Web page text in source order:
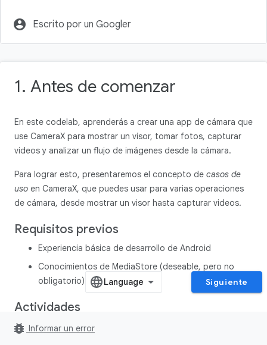
account_circle Escrito por un Googler
1. Antes de comenzar
En este codelab, aprenderás a crear una app de cámara que
use CameraX para mostrar un visor, tomar fotos, capturar
videos y analizar un flujo de imágenes desde la cámara.
Para lograr esto, presentaremos el concepto de casos de
uso en CameraX, que puedes usar para varias operaciones
de cámara, desde mostrar un visor hasta capturar videos.
Requisitos previos
Experiencia básica de desarrollo de Android
Conocimientos de MediaStore (deseable, pero no
obligatorio)
Actividades
Obtén información para agregar las dependencias de
Siguiente
bug_report Informar un error